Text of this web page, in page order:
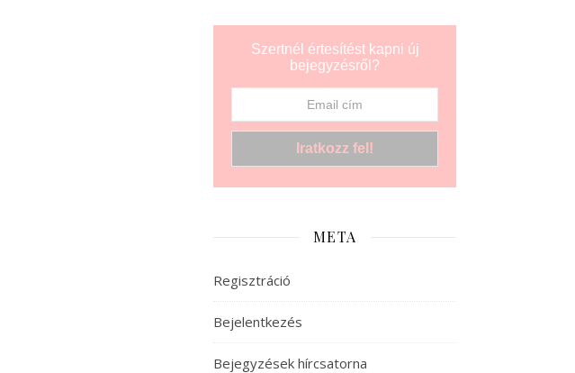
Szertnél értesítést kapni új
bejegyzésről?
META
Regisztráció
Bejelentkezés
Bejegyzések hírcsatorna